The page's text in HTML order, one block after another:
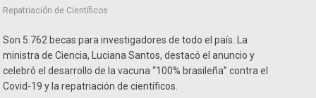
Repatriación de Científicos
Son 5.762 becas para investigadores de todo el país. La
ministra de Ciencia, Luciana Santos, destacó el anuncio y
celebró el desarrollo de la vacuna “100% brasileña” contra el
Covid-19 y la repatriación de científicos.